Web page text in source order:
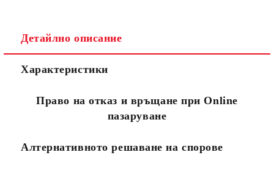
Съгласен съм сПолитиката за лични данни
Ние ще се свържем с вас в рамките на работния ден.
Детайлно описание
Характеристики
Право на отказ и връщане при Online
пазаруване
Алтернативното решаване на спорове